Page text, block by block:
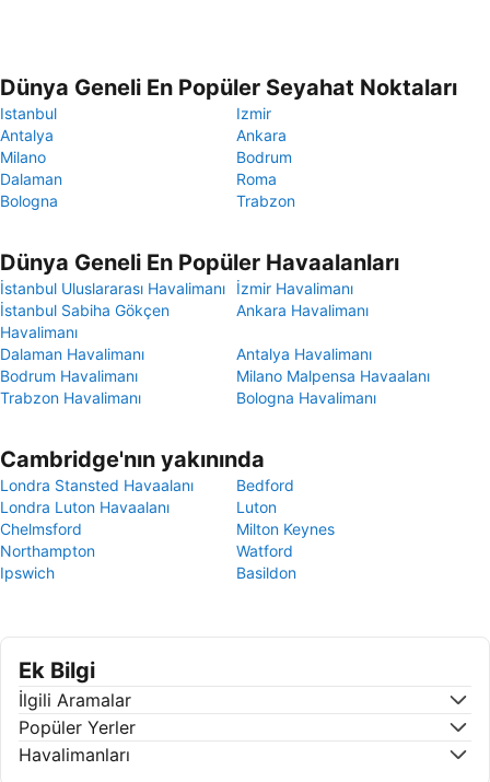
Dünya Geneli En Popüler Seyahat Noktaları
Istanbul
Izmir
Antalya
Ankara
Milano
Bodrum
Dalaman
Roma
Bologna
Trabzon
Dünya Geneli En Popüler Havaalanları
İstanbul Uluslararası Havalimanı
İzmir Havalimanı
İstanbul Sabiha Gökçen
Havalimanı
Ankara Havalimanı
Dalaman Havalimanı
Antalya Havalimanı
Bodrum Havalimanı
Milano Malpensa Havaalanı
Trabzon Havalimanı
Bologna Havalimanı
Cambridge'nın yakınında
Londra Stansted Havaalanı
Bedford
Londra Luton Havaalanı
Luton
Chelmsford
Milton Keynes
Northampton
Watford
Ipswich
Basildon
Ek Bilgi
İlgili Aramalar
Popüler Yerler
Havalimanları